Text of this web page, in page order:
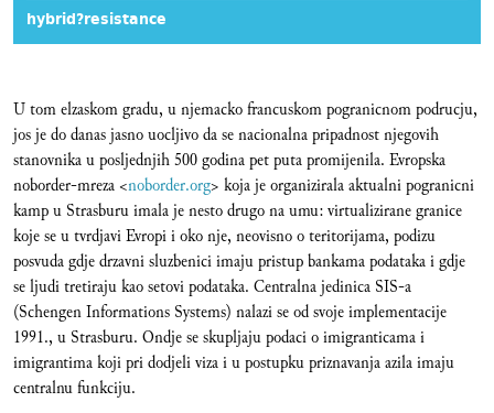
hybrid?resistance
U tom elzaskom gradu, u njemacko francuskom pogranicnom podrucju,
jos je do danas jasno uocljivo da se nacionalna pripadnost njegovih
stanovnika u posljednjih 500 godina pet puta promijenila. Evropska
noborder-mreza <noborder.org> koja je organizirala aktualni pogranicni
kamp u Strasburu imala je nesto drugo na umu: virtualizirane granice
koje se u tvrdjavi Evropi i oko nje, neovisno o teritorijama, podizu
posvuda gdje drzavni sluzbenici imaju pristup bankama podataka i gdje
se ljudi tretiraju kao setovi podataka. Centralna jedinica SIS-a
(Schengen Informations Systems) nalazi se od svoje implementacije
1991., u Strasburu. Ondje se skupljaju podaci o imigranticama i
imigrantima koji pri dodjeli viza i u postupku priznavanja azila imaju
centralnu funkciju.